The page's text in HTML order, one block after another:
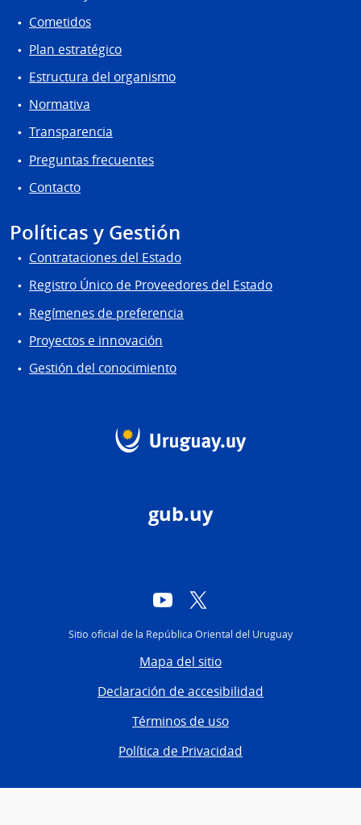
Cometidos
Plan estratégico
Estructura del organismo
Normativa
Transparencia
Preguntas frecuentes
Contacto
Políticas y Gestión
Contrataciones del Estado
Registro Único de Proveedores del Estado
Regímenes de preferencia
Proyectos e innovación
Gestión del conocimiento
gub.uy
YouTube
Sitio oficial de la República Oriental del Uruguay
Mapa del sitio
Declaración de accesibilidad
Términos de uso
Política de Privacidad